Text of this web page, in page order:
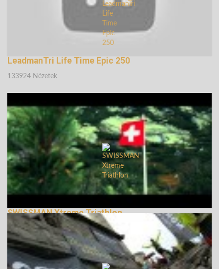
LeadmanTri Life Time Epic 250
133924 Nézetek
SWISSMAN Xtreme Triathlon
135193 Nézetek